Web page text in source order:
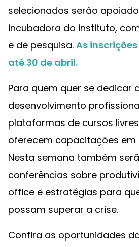
selecionados serão
incubadora do instituto,
e de pesquisa. As
até 30 de abril.
Para quem quer se dedicar
desenvolvimento
plataformas de cursos
oferecem capacitações em
Nesta semana também
conferências sobre
office e estratégias para
possam superar a crise.
Confira as oportunidades